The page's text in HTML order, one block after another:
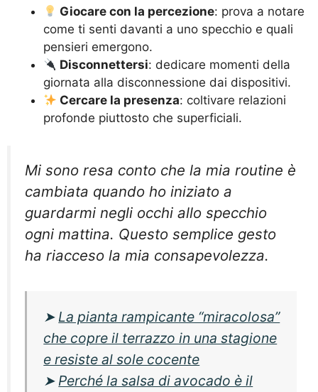
Giocare con la percezione: prova a notare
come ti senti davanti a uno specchio e quali
pensieri emergono.
Disconnettersi: dedicare momenti della
giornata alla disconnessione dai dispositivi.
Cercare la presenza: coltivare relazioni
profonde piuttosto che superficiali.
Mi sono resa conto che la mia routine è
cambiata quando ho iniziato a
guardarmi negli occhi allo specchio
ogni mattina. Questo semplice gesto
ha riacceso la mia consapevolezza.
➤La pianta rampicante “miracolosa”
che copre il terrazzo in una stagione
e resiste al sole cocente
➤Perché la salsa di avocado è il